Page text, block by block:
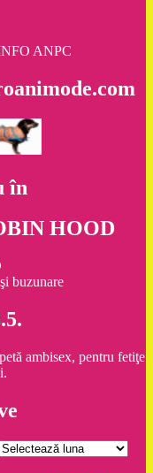
ANPC
în
HOOD
buzunare
ambisex, pentru fetiţe